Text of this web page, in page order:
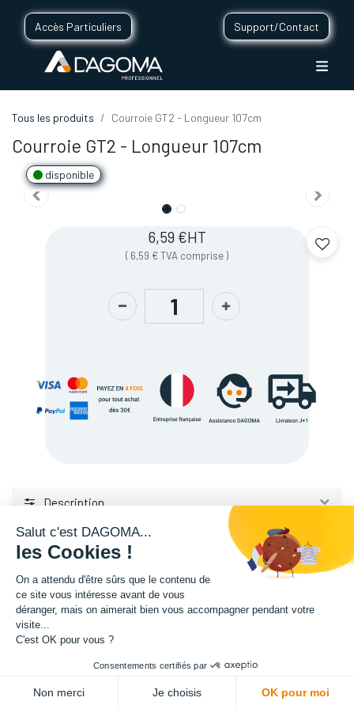
Accès Particuliers Support/Contact
Tous les produits Courroie GT2 - Longueur 107cm
Courroie GT2 - Longueur 107cm
disponible
6,59 €HT
( 6,59 €TVA comprise )
Description
L'expertise de la fabrication additive francaise, au service de vos
TISSEL
Salut c'est DAGOMA...
les Cookies !
On a attendu d'être sûrs que le contenu de
ce site vous intéresse avant de vous
déranger, mais on aimerait bien vous accompagner pendant votre
visite...
C'est OK pour vous ?
Consentements certifiés par
Non merci Je choisis OK pour moi